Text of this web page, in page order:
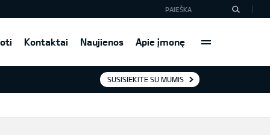
Kontaktai Naujienos Apie įmonę
SUSISIEKITE SU MUMIS